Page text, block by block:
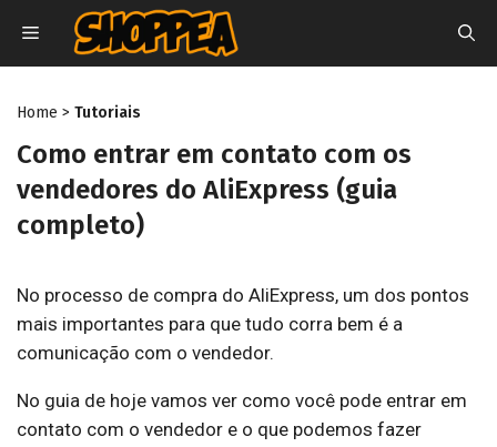
para
o
MENU
Home > Tutoriais
Como entrar em contato com os
vendedores do AliExpress (guia
completo)
No processo de compra do AliExpress, um dos pontos
mais importantes para que tudo corra bem é a
comunicação com o vendedor.
No guia de hoje vamos ver como você pode entrar em
contato com o vendedor e o que podemos fazer